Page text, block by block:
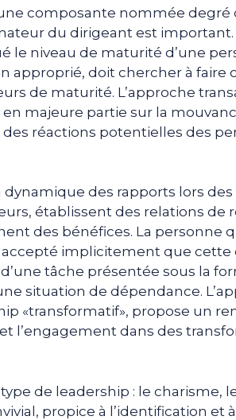
composante nommée
du dirigeant est important.
le niveau de maturité d’une
approprié, doit chercher à faire
de maturité. L’approche
majeure partie sur la
réactions potentielles des
dynamique des rapports lors
établissent des relations de
des bénéfices. La personne
accepté implicitement que
tâche présentée sous la
situation de dépendance.
«transformatif», propose un
l’engagement dans des
de leadership : le charisme,
propice à l’identification et